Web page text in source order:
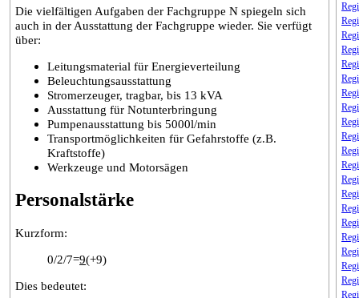
Die vielfältigen Aufgaben der Fachgruppe N spiegeln sich
auch in der Ausstattung der Fachgruppe wieder. Sie verfügt
über:
Leitungsmaterial für Energieverteilung
Beleuchtungsausstattung
Stromerzeuger, tragbar, bis 13 kVA
Ausstattung für Notunterbringung
Pumpenausstattung bis 5000l/min
Transportmöglichkeiten für Gefahrstoffe (z.B.
Kraftstoffe)
Werkzeuge und Motorsägen
Personalstärke
Kurzform:
0/2/7=9(+9)
Dies bedeutet: